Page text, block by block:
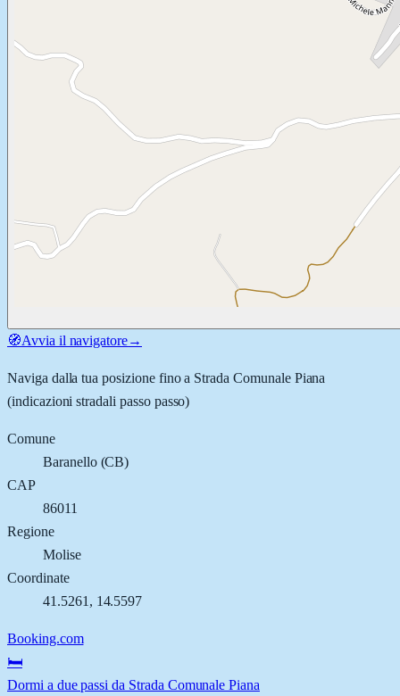
🧭Avvia il navigatore→
Naviga dalla tua posizione fino a Strada Comunale Piana
(indicazioni stradali passo passo)
Comune
Baranello(CB)
CAP
86011
Regione
Molise
Coordinate
41.5261 , 14.5597
Booking.com
🛏️
Dormi a due passi da Strada Comunale Piana